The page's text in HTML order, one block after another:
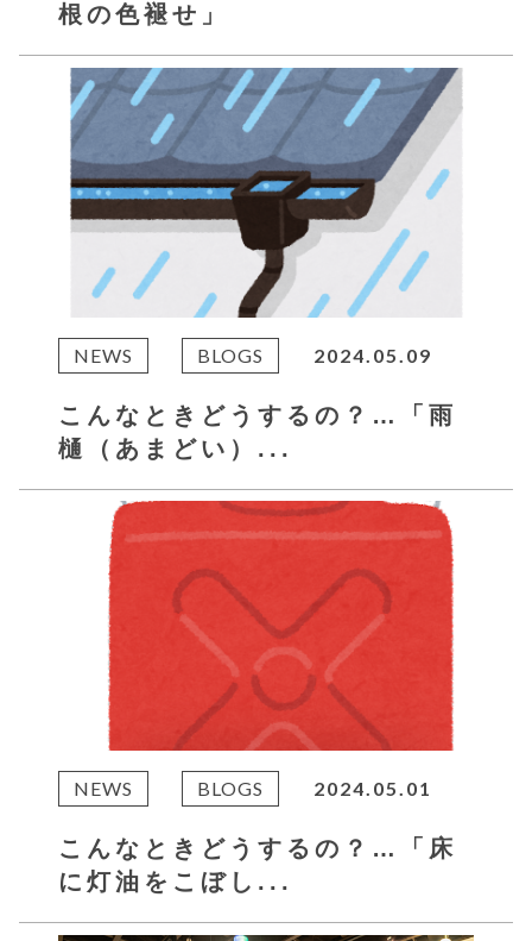
根の色褪せ」
NEWS BLOGS 2024.05.09
こんなときどうするの？…「雨
樋（あまどい）...
NEWS BLOGS 2024.05.01
こんなときどうするの？…「床
に灯油をこぼし...